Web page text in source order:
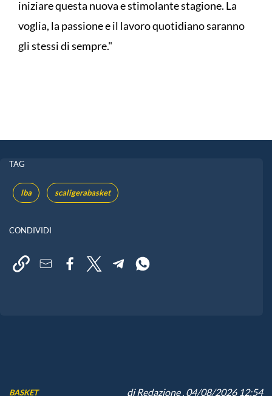
iniziare questa nuova e stimolante stagione. La
voglia, la passione e il lavoro quotidiano saranno
gli stessi di sempre."
TAG
lba scaligerabasket
CONDIVIDI
BASKET diRedazione, 04/08/2026 12:54